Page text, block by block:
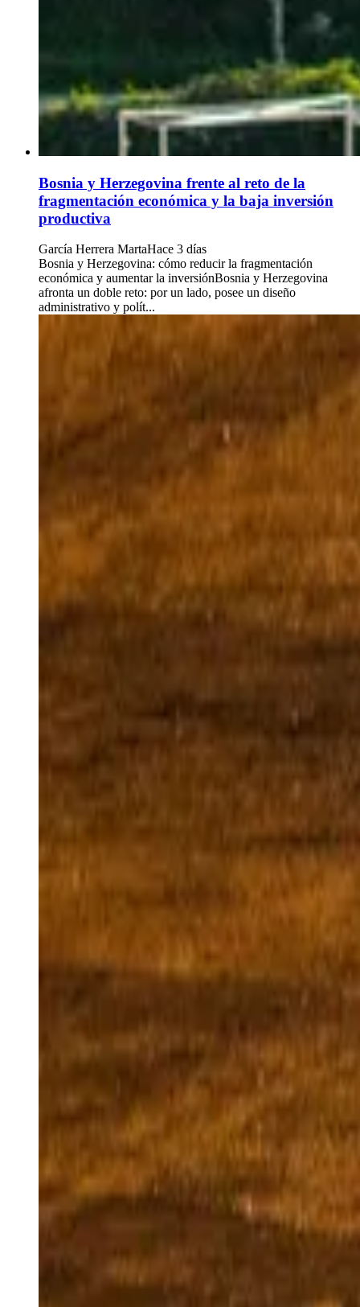
Bosnia y Herzegovina frente al reto de la
fragmentación económica y la baja inversión
productiva
García Herrera MartaHace 3 días
Bosnia y Herzegovina: cómo reducir la fragmentación
económica y aumentar la inversiónBosnia y Herzegovina
afronta un doble reto: por un lado, posee un diseño
administrativo y polít...